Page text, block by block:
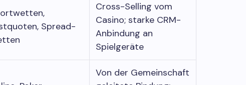
Spread-
Cross-Selling vom
Casino; starke CRM-
Anbindung an
Spielgeräte
Von der Gemeinschaft